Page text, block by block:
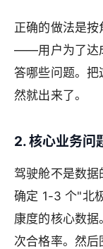
正确的做法是
——用户为了达
答哪些问题。把
然就出来了。
2. 核心业务问
驾驶舱不是数
确定 1-3 个"北
康度的核心数
次合格率。然